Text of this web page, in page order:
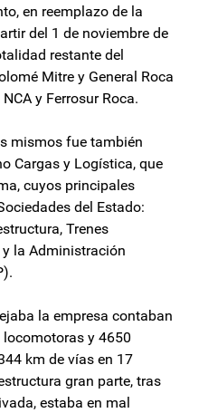
en reemplazo de la
del 1 de noviembre de
restante del
Mitre y General Roca
y Ferrosur Roca.​
mismos fue también
Cargas y Logística, que
cuyos principales
del Estado:
Trenes
la Administración
la empresa contaban
y 4650
km de vías en 17
gran parte, tras
estaba en mal